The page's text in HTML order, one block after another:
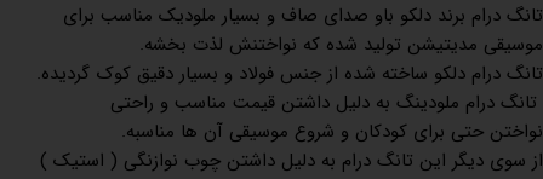
تانگ درام برند دلکو باو صدای صاف و بسیار ملودیک مناسب برای
موسیقی مدیتیشن تولید شده که نواختنش لذت بخشه.
تانگ درام دلکو ساخته شده از جنس فولاد و بسیار دقیق کوک گردیده.
تانگ درام ملودینگ به دلیل داشتن قیمت مناسب و راحتی
نواختن حتی برای کودکان و شروع موسیقی آن ها مناسبه.
از سوی دیگر این تانگ درام به دلیل داشتن چوب نوازنگی ( استیک )